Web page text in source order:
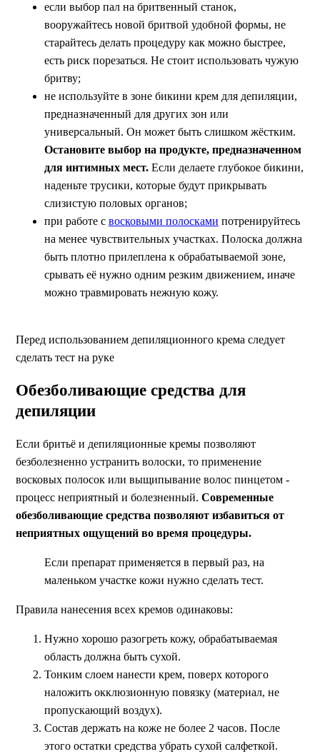
если выбор пал на бритвенный станок,
вооружайтесь новой бритвой удобной формы, не
старайтесь делать процедуру как можно быстрее,
есть риск порезаться. Не стоит использовать чужую
бритву;
не используйте в зоне бикини крем для депиляции,
предназначенный для других зон или
универсальный. Он может быть слишком жёстким.
Остановите выбор на продукте, предназначенном
для интимных мест. Если делаете глубокое бикини,
наденьте трусики, которые будут прикрывать
слизистую половых органов;
при работе с восковыми полосками потренируйтесь
на менее чувствительных участках. Полоска должна
быть плотно прилеплена к обрабатываемой зоне,
срывать её нужно одним резким движением, иначе
можно травмировать нежную кожу.
Перед использованием депиляционного крема следует
сделать тест на руке
Обезболивающие средства для
депиляции
Если бритьё и депиляционные кремы позволяют
безболезненно устранить волоски, то применение
восковых полосок или выщипывание волос пинцетом -
процесс неприятный и болезненный. Современные
обезболивающие средства позволяют избавиться от
неприятных ощущений во время процедуры.
Если препарат применяется в первый раз, на
маленьком участке кожи нужно сделать тест.
Правила нанесения всех кремов одинаковы:
Нужно хорошо разогреть кожу, обрабатываемая
область должна быть сухой.
Тонким слоем нанести крем, поверх которого
наложить окклюзионную повязку (материал, не
пропускающий воздух).
Состав держать на коже не более 2 часов. После
этого остатки средства убрать сухой салфеткой.